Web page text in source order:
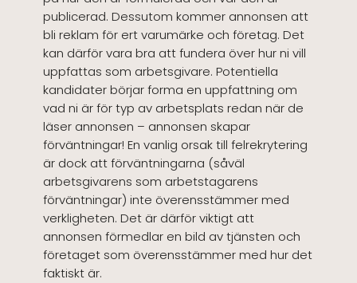
publicerad. Dessutom kommer annonsen att
bli reklam för ert varumärke och företag. Det
kan därför vara bra att fundera över hur ni vill
uppfattas som arbetsgivare. Potentiella
kandidater börjar forma en uppfattning om
vad ni är för typ av arbetsplats redan när de
läser annonsen – annonsen skapar
förväntningar! En vanlig orsak till felrekrytering
är dock att förväntningarna (såväl
arbetsgivarens som arbetstagarens
förväntningar) inte överensstämmer med
verkligheten. Det är därför viktigt att
annonsen förmedlar en bild av tjänsten och
företaget som överensstämmer med hur det
faktiskt är.